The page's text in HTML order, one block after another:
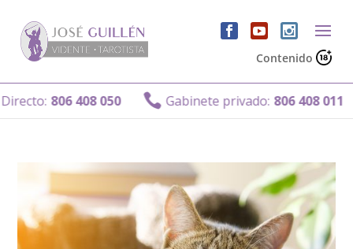
Contenido
806 408 050  Gabinete privado: 806 408 011